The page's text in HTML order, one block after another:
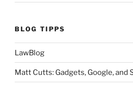
BLOG TIPPS
LawBlog
Matt Cutts: Gadgets, Google, and